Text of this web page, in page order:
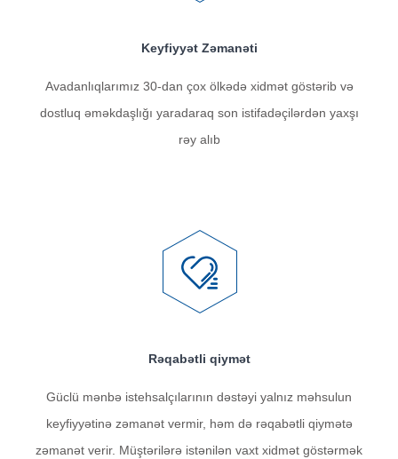
Keyfiyyət Zəmanəti
Avadanlıqlarımız 30-dan çox ölkədə xidmət göstərib və
dostluq əməkdaşlığı yaradaraq son istifadəçilərdən yaxşı
rəy alıb
Rəqabətli qiymət
Güclü mənbə istehsalçılarının dəstəyi yalnız məhsulun
keyfiyyətinə zəmanət vermir, həm də rəqabətli qiymətə
zəmanət verir. Müştərilərə istənilən vaxt xidmət göstərmək